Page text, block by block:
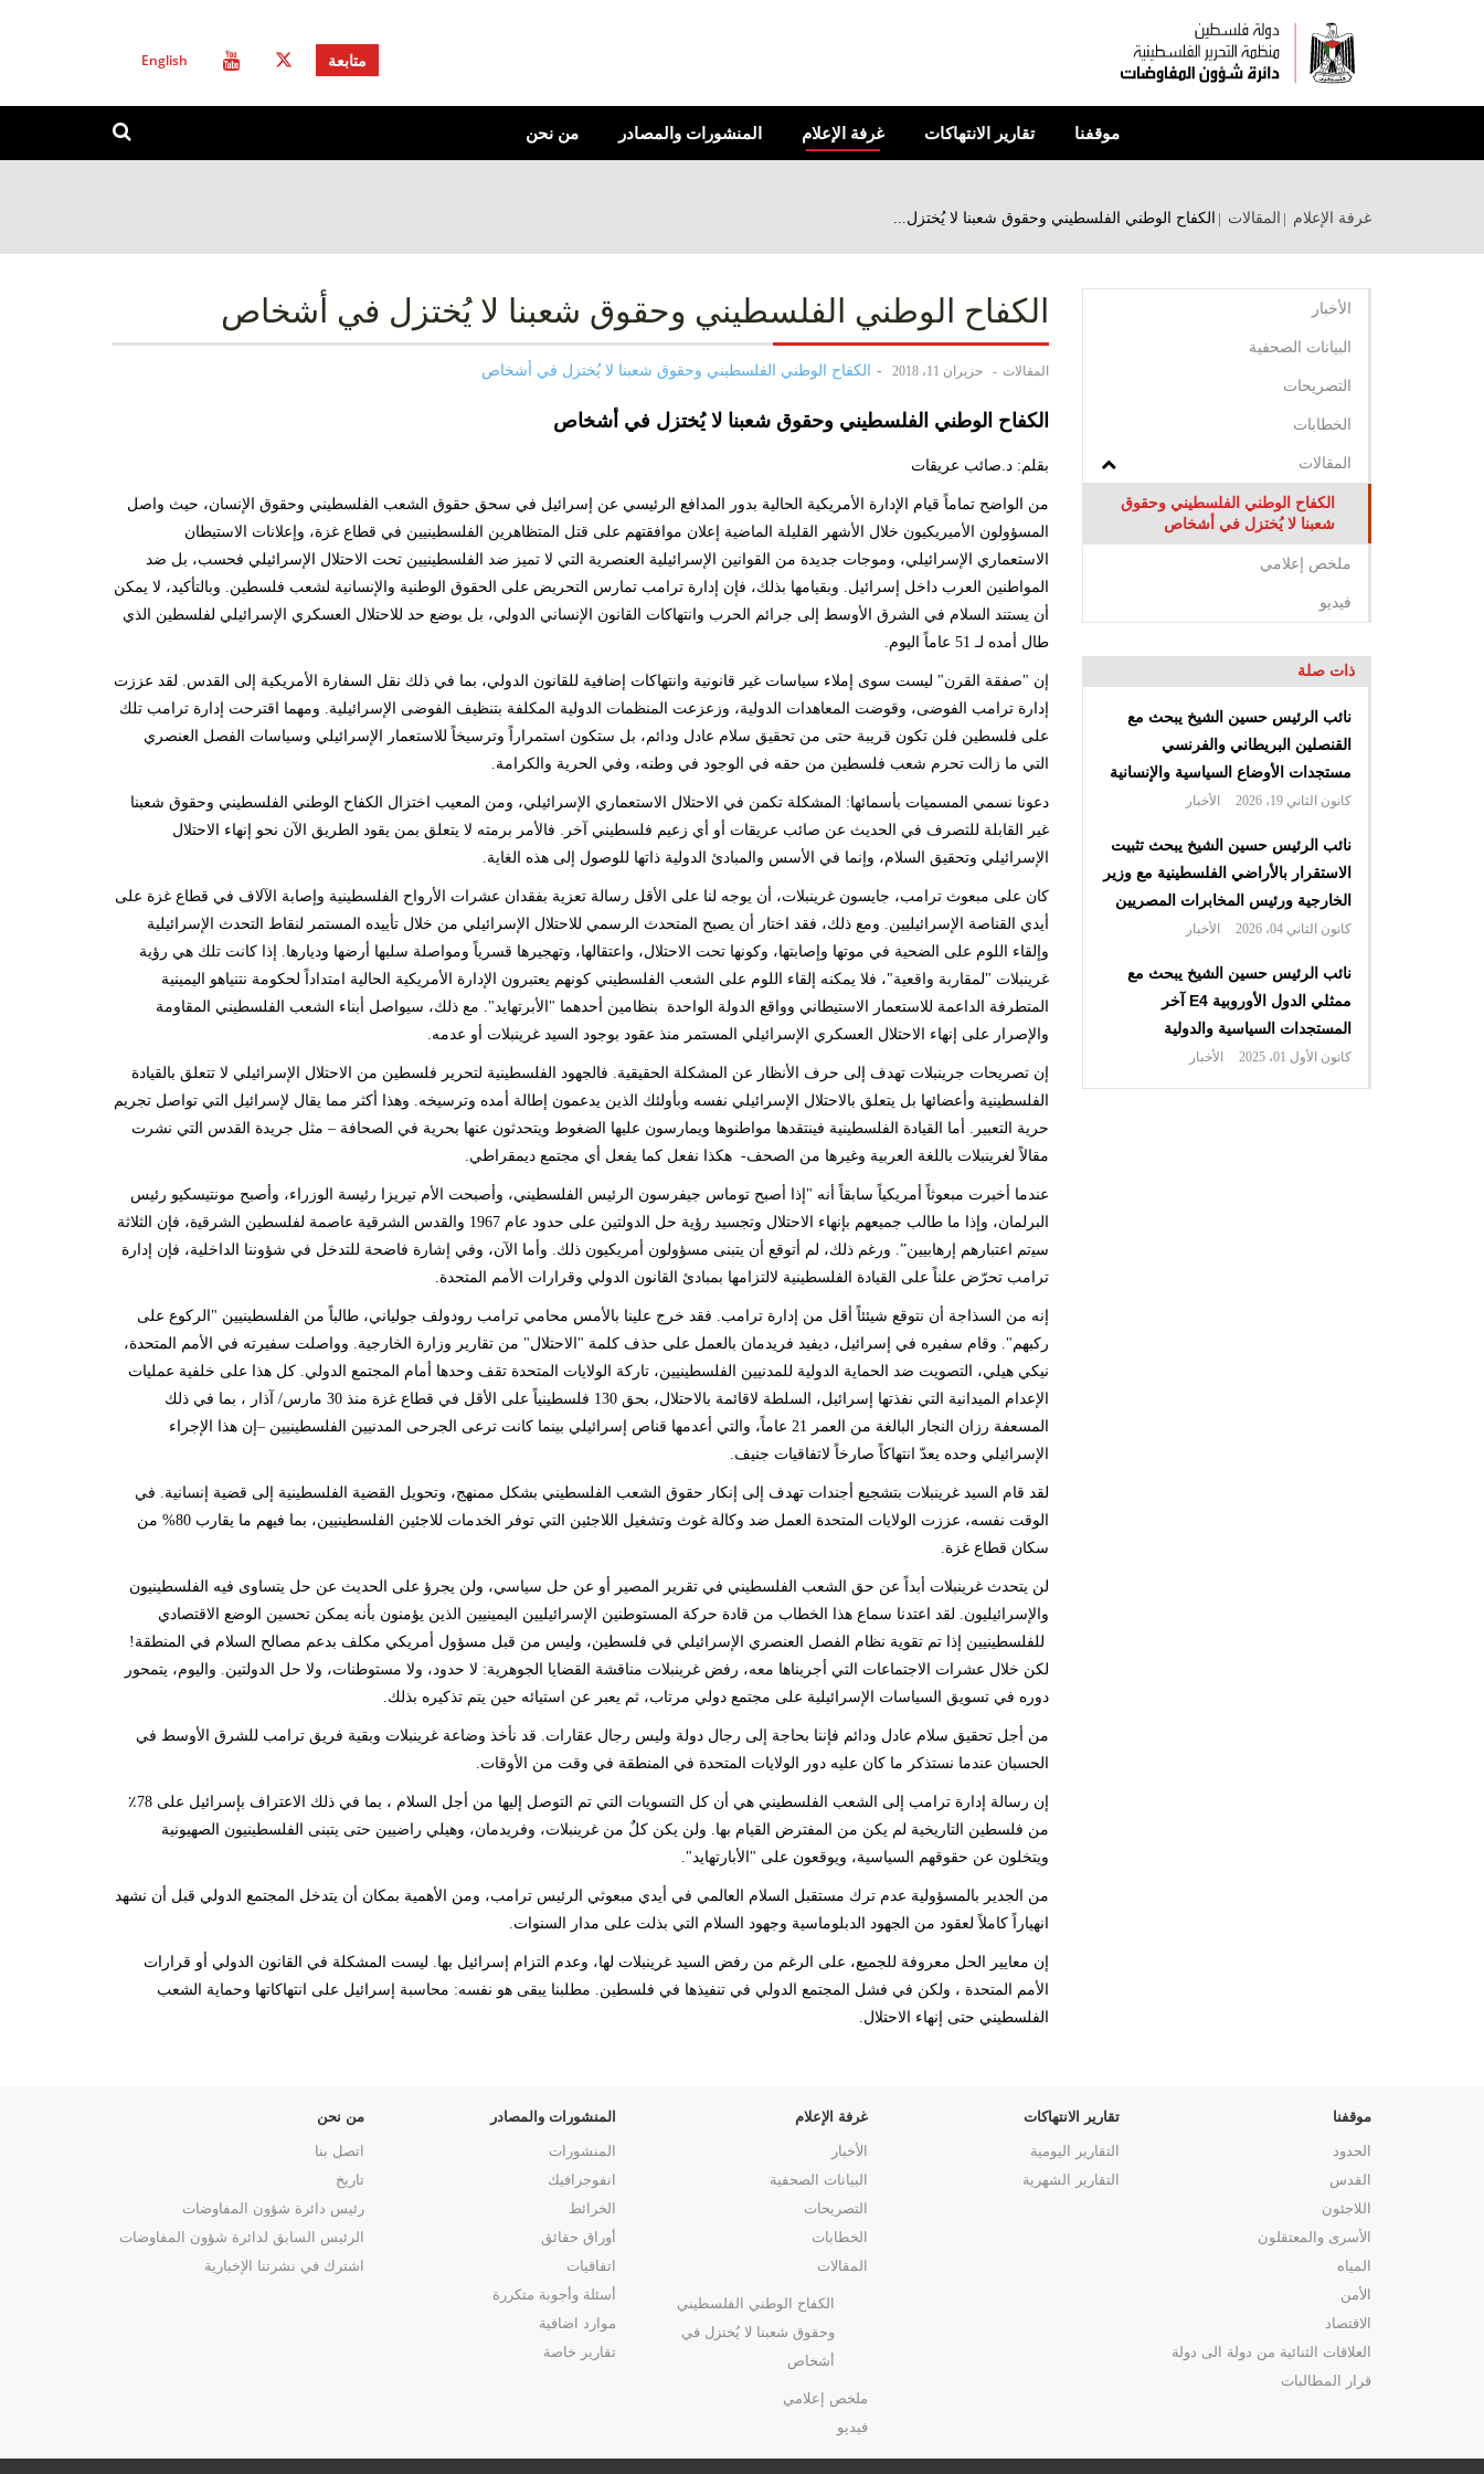
متابعة English
موقفنا تقارير الانتهاكات غرفة الإعلام المنشورات والمصادر من نحن
استمارة
ابحث
غرفة الإعلام المقالات الكفاح الوطني الفلسطيني وحقوق شعبنا لا يُختزل...
الكفاح الوطني الفلسطيني وحقوق شعبنا لا يُختزل في أشخاص
المقالات حزيران 11، 2018 الكفاح الوطني الفلسطيني وحقوق شعبنا لا يُختزل في أشخاص
الكفاح الوطني الفلسطيني وحقوق شعبنا لا يُختزل في أشخاص
بقلم: د.صائب عريقات
من الواضح تماماً قيام الإدارة الأمريكية الحالية بدور المدافع الرئيسي عن إسرائيل في سحق حقوق الشعب الفلسطيني وحقوق الإنسان، حيث واصل
المسؤولون الأميريكيون خلال الأشهر القليلة الماضية إعلان موافقتهم على قتل المتظاهرين الفلسطينيين في قطاع غزة، وإعلانات الاستيطان
الاستعماري الإسرائيلي، وموجات جديدة من القوانين الإسرائيلية العنصرية التي لا تميز ضد الفلسطينيين تحت الاحتلال الإسرائيلي فحسب، بل ضد
المواطنين العرب داخل إسرائيل. وبقيامها بذلك، فإن إدارة ترامب تمارس التحريض على الحقوق الوطنية والإنسانية لشعب فلسطين. وبالتأكيد، لا يمكن
أن يستند السلام في الشرق الأوسط إلى جرائم الحرب وانتهاكات القانون الإنساني الدولي، بل بوضع حد للاحتلال العسكري الإسرائيلي لفلسطين الذي
طال أمده لـ 51 عاماً اليوم.
إن "صفقة القرن" ليست سوى إملاء سياسات غير قانونية وانتهاكات إضافية للقانون الدولي، بما في ذلك نقل السفارة الأمريكية إلى القدس. لقد عززت
إدارة ترامب الفوضى، وقوضت المعاهدات الدولية، وزعزعت المنظمات الدولية المكلفة بتنظيف الفوضى الإسرائيلية. ومهما اقترحت إدارة ترامب تلك
على فلسطين فلن تكون قريبة حتى من تحقيق سلام عادل ودائم، بل ستكون استمراراً وترسيخاً للاستعمار الإسرائيلي وسياسات الفصل العنصري
التي ما زالت تحرم شعب فلسطين من حقه في الوجود في وطنه، وفي الحرية والكرامة.
دعونا نسمي المسميات بأسمائها: المشكلة تكمن في الاحتلال الاستعماري الإسرائيلي، ومن المعيب اختزال الكفاح الوطني الفلسطيني وحقوق شعبنا
غير القابلة للتصرف في الحديث عن صائب عريقات أو أي زعيم فلسطيني آخر. فالأمر برمته لا يتعلق بمن يقود الطريق الآن نحو إنهاء الاحتلال
الإسرائيلي وتحقيق السلام، وإنما في الأسس والمبادئ الدولية ذاتها للوصول إلى هذه الغاية.
كان على مبعوث ترامب، جايسون غرينبلات، أن يوجه لنا على الأقل رسالة تعزية بفقدان عشرات الأرواح الفلسطينية وإصابة الآلاف في قطاع غزة على
أيدي القناصة الإسرائيليين. ومع ذلك، فقد اختار أن يصبح المتحدث الرسمي للاحتلال الإسرائيلي من خلال تأييده المستمر لنقاط التحدث الإسرائيلية
وإلقاء اللوم على الضحية في موتها وإصابتها، وكونها تحت الاحتلال، واعتقالها، وتهجيرها قسرياً ومواصلة سلبها أرضها وديارها. إذا كانت تلك هي رؤية
غرينبلات "لمقاربة واقعية"، فلا يمكنه إلقاء اللوم على الشعب الفلسطيني كونهم يعتبرون الإدارة الأمريكية الحالية امتداداً لحكومة نتنياهو اليمينية
المتطرفة الداعمة للاستعمار الاستيطاني وواقع الدولة الواحدة بنظامين أحدهما "الأبرتهايد". مع ذلك، سيواصل أبناء الشعب الفلسطيني المقاومة
والإصرار على إنهاء الاحتلال العسكري الإسرائيلي المستمر منذ عقود بوجود السيد غرينبلات أو عدمه.
إن تصريحات جرينبلات تهدف إلى حرف الأنظار عن المشكلة الحقيقية. فالجهود الفلسطينية لتحرير فلسطين من الاحتلال الإسرائيلي لا تتعلق بالقيادة
الفلسطينية وأعضائها بل يتعلق بالاحتلال الإسرائيلي نفسه وبأولئك الذين يدعمون إطالة أمده وترسيخه. وهذا أكثر مما يقال لإسرائيل التي تواصل تجريم
حرية التعبير. أما القيادة الفلسطينية فينتقدها مواطنوها ويمارسون عليها الضغوط ويتحدثون عنها بحرية في الصحافة – مثل جريدة القدس التي نشرت
مقالاً لغرينبلات باللغة العربية وغيرها من الصحف- هكذا نفعل كما يفعل أي مجتمع ديمقراطي.
عندما أخبرت مبعوثاً أمريكياً سابقاً أنه "إذا أصبح توماس جيفرسون الرئيس الفلسطيني، وأصبحت الأم تيريزا رئيسة الوزراء، وأصبح مونتيسكيو رئيس
البرلمان، وإذا ما طالب جميعهم بإنهاء الاحتلال وتجسيد رؤية حل الدولتين على حدود عام 1967 والقدس الشرقية عاصمة لفلسطين اﻟﺸﺮﻗﻴة، ﻓﺈن الثلاثة
ﺳﻴتم اعتبارهم إرهابيين”. ورغم ذلك، لم أتوقع أن يتبنى مسؤولون أمريكيون ذلك. وأما الآن، وفي إشارة فاضحة للتدخل في شؤوننا الداخلية، فإن إدارة
ترامب تحرّض علناً على القيادة الفلسطينية لالتزامها بمبادئ القانون الدولي وقرارات الأمم المتحدة.
إنه من السذاجة أن نتوقع شيئئاً أقل من إدارة ترامب. فقد خرج علينا بالأمس محامي ترامب رودولف جولياني، طالباً من الفلسطينيين "الركوع على
ركبهم". وقام سفيره في إسرائيل، ديفيد فريدمان بالعمل على حذف كلمة "الاحتلال" من تقارير وزارة الخارجية. وواصلت سفيرته في الأمم المتحدة،
نيكي هيلي، التصويت ضد الحماية الدولية للمدنيين الفلسطينيين، تاركة الولايات المتحدة تقف وحدها أمام المجتمع الدولي. كل هذا على خلفية عمليات
الإعدام الميدانية التي نفذتها إسرائيل، السلطة لاقائمة بالاحتلال، بحق 130 فلسطينياً على الأقل في قطاع غزة منذ 30 مارس/ آذار ، بما في ذلك
المسعفة رزان النجار البالغة من العمر 21 عاماً، والتي أعدمها قناص إسرائيلي بينما كانت ترعى الجرحى المدنيين الفلسطينيين –إن هذا الإجراء
الإسرائيلي وحده يعدّ انتهاكاً صارخاً لاتفاقيات جنيف.
لقد قام السيد غرينبلات بتشجيع أجندات تهدف إلى إنكار حقوق الشعب الفلسطيني بشكل ممنهج، وتحويل القضية الفلسطينية إلى قضية إنسانية. في
الوقت نفسه، عززت الولايات المتحدة العمل ضد وكالة غوث وتشغيل اللاجئين التي توفر الخدمات للاجئين الفلسطينيين، بما فيهم ما يقارب 80% من
سكان قطاع غزة.
لن يتحدث غرينبلات أبداً عن حق الشعب الفلسطيني في تقرير المصير أو عن حل سياسي، ولن يجرؤ على الحديث عن حل يتساوى فيه الفلسطينيون
والإسرائيليون. لقد اعتدنا سماع هذا الخطاب من قادة حركة المستوطنين الإسرائيليين اليمينيين الذين يؤمنون بأنه يمكن تحسين الوضع الاقتصادي
للفلسطينيين إذا تم تقوية نظام الفصل العنصري الإسرائيلي في فلسطين، وليس من قبل مسؤول أمريكي مكلف بدعم مصالح السلام في المنطقة!
لكن خلال عشرات الاجتماعات التي أجريناها معه، رفض غرينبلات مناقشة القضايا الجوهرية: لا حدود، ولا مستوطنات، ولا حل الدولتين. واليوم، يتمحور
دوره في تسويق السياسات الإسرائيلية على مجتمع دولي مرتاب، ثم يعبر عن استيائه حين يتم تذكيره بذلك.
من أجل تحقيق سلام عادل ودائم فإننا بحاجة إلى رجال دولة وليس رجال عقارات. قد نأخذ وضاعة غرينبلات وبقية فريق ترامب للشرق الأوسط في
الحسبان عندما نستذكر ما كان عليه دور الولايات المتحدة في المنطقة في وقت من الأوقات.
إن رسالة إدارة ترامب إلى الشعب الفلسطيني هي أن كل التسويات التي تم التوصل إليها من أجل السلام ، بما في ذلك الاعتراف بإسرائيل على 78٪
من فلسطين التاريخية لم يكن من المفترض القيام بها. ولن يكن كلٌ من غرينبلات، وفريدمان، وهيلي راضيين حتى يتبنى الفلسطينيون الصهيونية
ويتخلون عن حقوقهم السياسية، ويوقعون على "الأبارتهايد".
من الجدير بالمسؤولية عدم ترك مستقبل السلام العالمي في أيدي مبعوثي الرئيس ترامب، ومن الأهمية بمكان أن يتدخل المجتمع الدولي قبل أن نشهد
انهياراً كاملاً لعقود من الجهود الدبلوماسية وجهود السلام التي بذلت على مدار السنوات.
إن معايير الحل معروفة للجميع، على الرغم من رفض السيد غرينبلات لها، وعدم التزام إسرائيل بها. ليست المشكلة في القانون الدولي أو قرارات
الأمم المتحدة ، ولكن في فشل المجتمع الدولي في تنفيذها في فلسطين. مطلبنا يبقى هو نفسه: محاسبة إسرائيل على انتهاكاتها وحماية الشعب
الفلسطيني حتى إنهاء الاحتلال.
الأخبار
البيانات الصحفية
التصريحات
الخطابات
المقالات
الكفاح الوطني الفلسطيني وحقوق
شعبنا لا يُختزل في أشخاص
ملخص إعلامي
فيديو
ذات صلة
نائب الرئيس حسين الشيخ يبحث مع
القنصلين البريطاني والفرنسي
مستجدات الأوضاع السياسية والإنسانية
كانون الثاني 19، 2026 الأخبار
نائب الرئيس حسين الشيخ يبحث تثبيت
الاستقرار بالأراضي الفلسطينية مع وزير
الخارجية ورئيس المخابرات المصريين ‏
كانون الثاني 04، 2026 الأخبار
نائب الرئيس حسين الشيخ يبحث مع
ممثلي الدول الأوروبية E4 آخر
المستجدات السياسية والدولية
كانون الأول 01، 2025 الأخبار
موقفنا
الحدود
القدس
اللاجئون
الأسرى والمعتقلون
المياه
الأمن
الاقتصاد
العلاقات الثنائية من دولة الى دولة
قرار المطالبات
تقارير الانتهاكات
التقارير اليومية
التقارير الشهرية
غرفة الإعلام
الأخبار
البيانات الصحفية
التصريحات
الخطابات
المقالات
الكفاح الوطني الفلسطيني
وحقوق شعبنا لا يُختزل في
أشخاص
ملخص إعلامي
فيديو
المنشورات والمصادر
المنشورات
انفوجرافيك
الخرائط
أوراق حقائق
اتفاقيات
أسئلة وأجوبة متكررة
موارد اضافية
تقارير خاصة
من نحن
اتصل بنا
تاريخ
رئيس دائرة شؤون المفاوضات
الرئيس السابق لدائرة شؤون المفاوضات
اشترك في نشرتنا الإخبارية